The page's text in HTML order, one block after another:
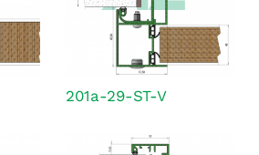
201a-29-ST-V